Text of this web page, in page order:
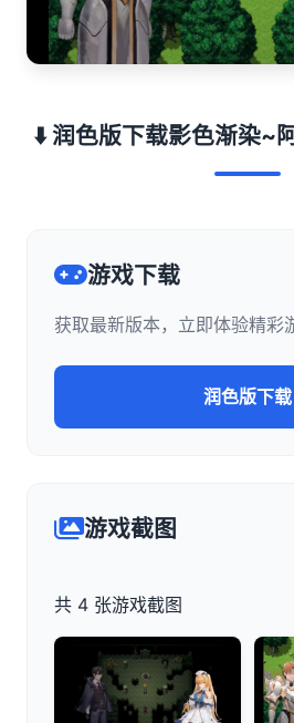
⬇️ 润色版下载影色渐染~
游戏下载
获取最新版本，立即体验精彩
润色版下载
游戏截图
共 4 张游戏截图